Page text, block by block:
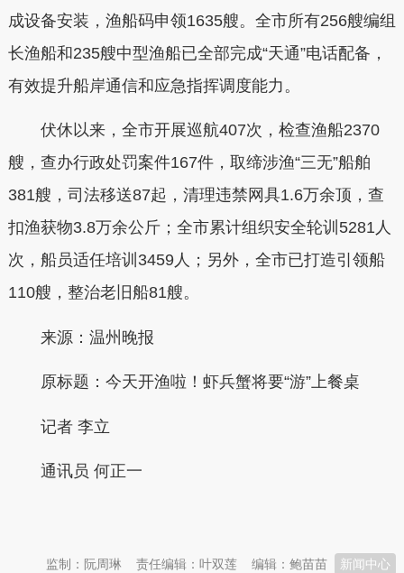
成设备安装，渔船码申领1635艘。全市所有256艘编组
长渔船和235艘中型渔船已全部完成“天通”电话配备，
有效提升船岸通信和应急指挥调度能力。
伏休以来，全市开展巡航407次，检查渔船2370
艘，查办行政处罚案件167件，取缔涉渔“三无”船舶
381艘，司法移送87起，清理违禁网具1.6万余顶，查
扣渔获物3.8万余公斤；全市累计组织安全轮训5281人
次，船员适任培训3459人；另外，全市已打造引领船
110艘，整治老旧船81艘。
来源：温州晚报
原标题：今天开渔啦！虾兵蟹将要“游”上餐桌
记者 李立
通讯员 何正一
新闻中心
编辑：鲍苗苗
责任编辑：叶双莲
监制：阮周琳